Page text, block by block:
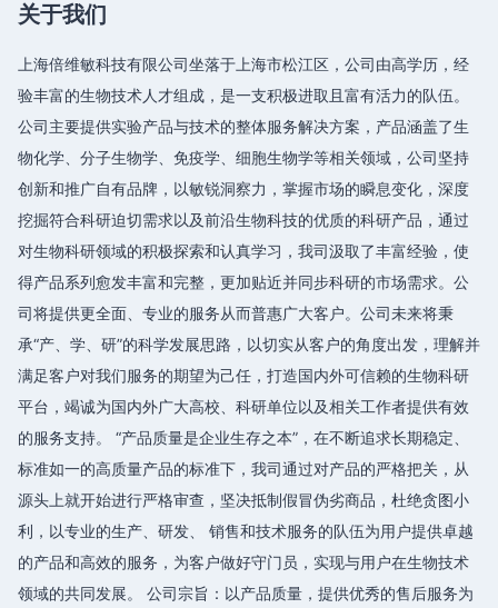
关于我们
上海倍维敏科技有限公司坐落于上海市松江区，公司由高学历，经
验丰富的生物技术人才组成，是一支积极进取且富有活力的队伍。
公司主要提供实验产品与技术的整体服务解决方案，产品涵盖了生
物化学、分子生物学、免疫学、细胞生物学等相关领域，公司坚持
创新和推广自有品牌，以敏锐洞察力，掌握市场的瞬息变化，深度
挖掘符合科研迫切需求以及前沿生物科技的优质的科研产品，通过
对生物科研领域的积极探索和认真学习，我司汲取了丰富经验，使
得产品系列愈发丰富和完整，更加贴近并同步科研的市场需求。公
司将提供更全面、专业的服务从而普惠广大客户。公司未来将秉
承“产、学、研”的科学发展思路，以切实从客户的角度出发，理解并
满足客户对我们服务的期望为己任，打造国内外可信赖的生物科研
平台，竭诚为国内外广大高校、科研单位以及相关工作者提供有效
的服务支持。 “产品质量是企业生存之本”，在不断追求长期稳定、
标准如一的高质量产品的标准下，我司通过对产品的严格把关，从
源头上就开始进行严格审查，坚决抵制假冒伪劣商品，杜绝贪图小
利，以专业的生产、研发、 销售和技术服务的队伍为用户提供卓越
的产品和高效的服务，为客户做好守门员，实现与用户在生物技术
领域的共同发展。 公司宗旨：以产品质量，提供优秀的售后服务为